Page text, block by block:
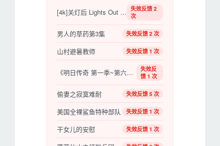
[4k]关灯后 Lights Out (2016)
失效反馈 2
次
男人的草药第3集 失效反馈 2 次
山村避暑教师 失效反馈 1 次
《明日传奇 第一季~第六季》百度云网盘.1080P下载
失效反
馈 1 次
偷妻之寂寞难耐 失效反馈 5 次
美国全裸鲨鱼特种部队 失效反馈 1 次
干女儿的安慰 失效反馈 1 次